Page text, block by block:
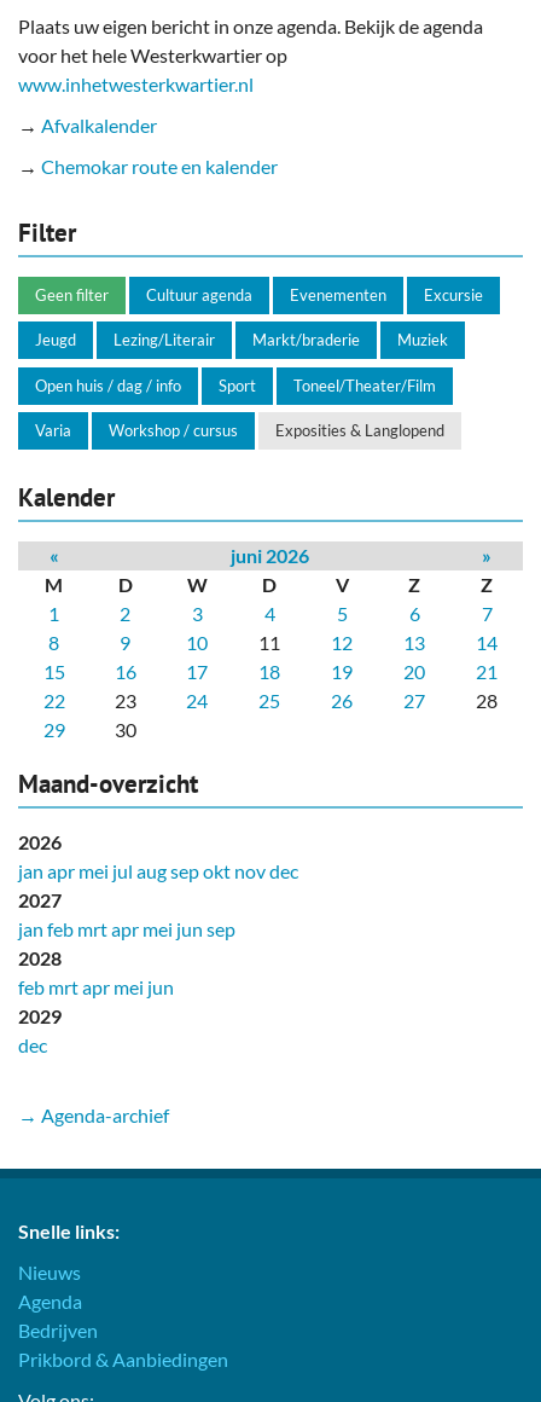
Plaats uw eigen bericht in onze agenda. Bekijk de agenda
voor het hele Westerkwartier op
www.inhetwesterkwartier.nl
→ Afvalkalender
→ Chemokar route en kalender
Filter
Geen filter Cultuur agenda Evenementen Excursie
Jeugd Lezing/Literair Markt/braderie Muziek
Open huis / dag / info Sport Toneel/Theater/Film
Varia Workshop / cursus Exposities & Langlopend
Kalender
« juni 2026
»
M
D W D V Z
Z
1
2 3 4 5 6
7
8
9 10 11 12 13
14
15
16 17 18 19 20
21
22
23 24 25 26 27
28
29
30
Maand-overzicht
2026
jan apr mei jul augsepokt novdec
2027
jan feb mrtapr mei jun sep
2028
feb mrtapr mei jun
2029
dec
→ Agenda-archief
Snelle links:
Nieuws
Agenda
Bedrijven
Prikbord & Aanbiedingen